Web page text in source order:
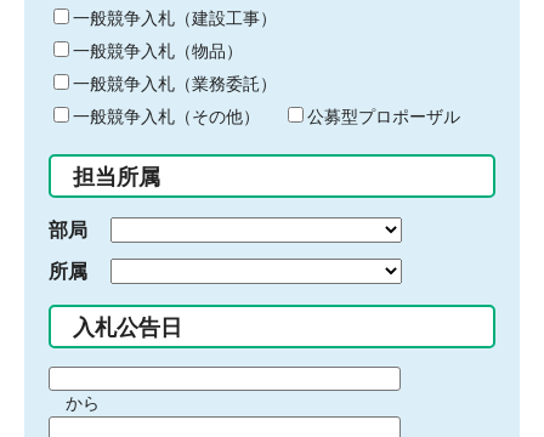
キ
ー
ワ
ー
ド
入
力
一般競争入札（建設工事）
一般競争入札（物品）
一般競争入札（業務委託）
一般競争入札（その他）
公募型プロポーザル
担当所属
部局
所属
入札公告日
間から